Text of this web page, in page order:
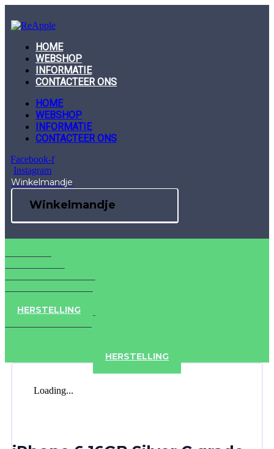
to
content
HOME
WEBSHOP
INFORMATIE
CONTACTEER ONS
HOME
WEBSHOP
INFORMATIE
CONTACTEER ONS
Facebook-f
Instagram
Winkelmandje
Winkelmandje
HERSTELLING
HERSTELLING
Loading...